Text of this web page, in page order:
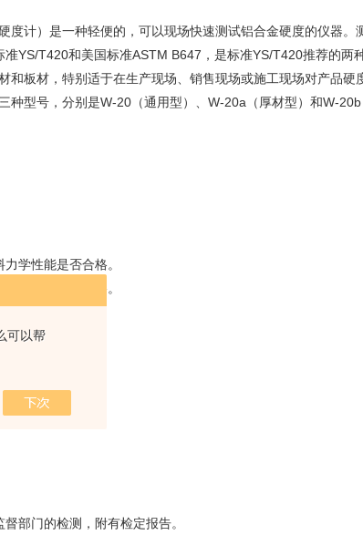
可以帮
度计）是一种轻便的，可以现场快速测试铝合金硬度的仪器。
YS/T420和美国标准ASTM B647，是标准YS/T420推荐的两
板材，特别适于在生产现场、销售现场或施工现场对产品硬
种型号，分别是W-20（通用型）、W-20a（厚材型）和W-
学性能是否合格。
金成分是否合格。
部门的检测，附有检定报告。